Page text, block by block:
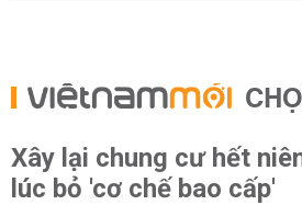
Xây lại chung cư hết
lúc bỏ 'cơ chế bao cấp'